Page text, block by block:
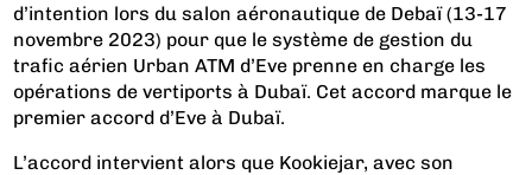
d’intention lors du salon aéronautique de Debaï (13-17
novembre 2023) pour que le système de gestion du
trafic aérien Urban ATM d’Eve prenne en charge les
opérations de vertiports à Dubaï. Cet accord marque le
premier accord d’Eve à Dubaï.
L’accord intervient alors que Kookiejar, avec son